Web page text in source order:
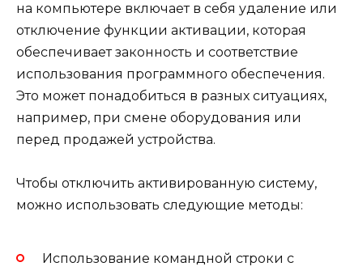
на компьютере включает в себя удаление или
отключение функции активации, которая
обеспечивает законность и соответствие
использования программного обеспечения.
Это может понадобиться в разных ситуациях,
например, при смене оборудования или
перед продажей устройства.
Чтобы отключить активированную систему,
можно использовать следующие методы:
Использование командной строки с